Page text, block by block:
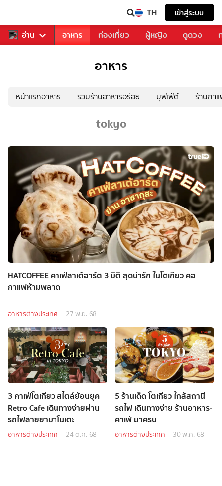
TH เข้าสู่ระบบ
อ่าน
รวงการเพลง อาหาร ท่องเที่ยว ผู้หญิง ดูดวง
อาหาร
หน้าแรกอาหาร รวมร้านอาหารอร่อย บุฟเฟ่ต์ ร้านกา
tokyo
HATCOFFEE คาเฟ่ลาเต้อาร์ต 3 มิติ สุดน่ารัก ในโตเกียว คอ
กาแฟห้ามพลาด
อาหารต่างประเทศ 27 พ.ย. 68
3 คาเฟ่โตเกียว สไตล์ย้อนยุค
Retro Cafe เดินทางง่ายผ่าน
รถไฟสายยามาโนเตะ
อาหารต่างประเทศ 24 ต.ค. 68
5 ร้านเด็ด โตเกียว ใกล้สถานี
รถไฟ เดินทางง่าย ร้านอาหาร-
คาเฟ่ มาครบ
อาหารต่างประเทศ 30 พ.ค. 68